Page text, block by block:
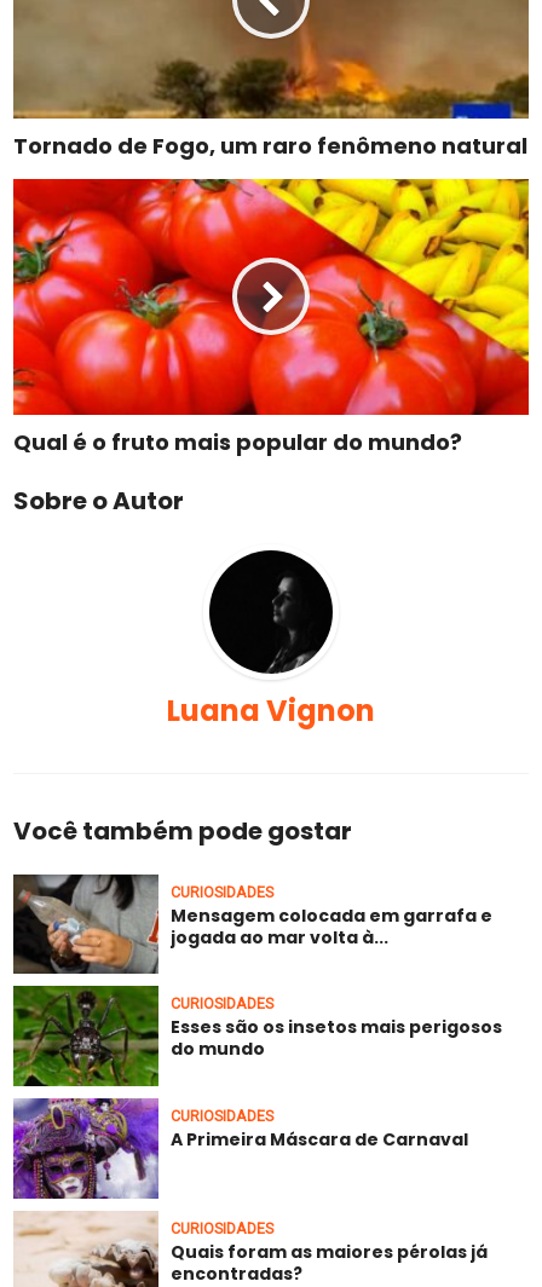
Tornado de Fogo, um raro fenômeno natural
Qual é o fruto mais popular do mundo?
Sobre o Autor
Luana Vignon
Você também pode gostar
CURIOSIDADES
Mensagem colocada em garrafa e
jogada ao mar volta à...
CURIOSIDADES
Esses são os insetos mais perigosos
do mundo
CURIOSIDADES
A Primeira Máscara de Carnaval
CURIOSIDADES
Quais foram as maiores pérolas já
encontradas?